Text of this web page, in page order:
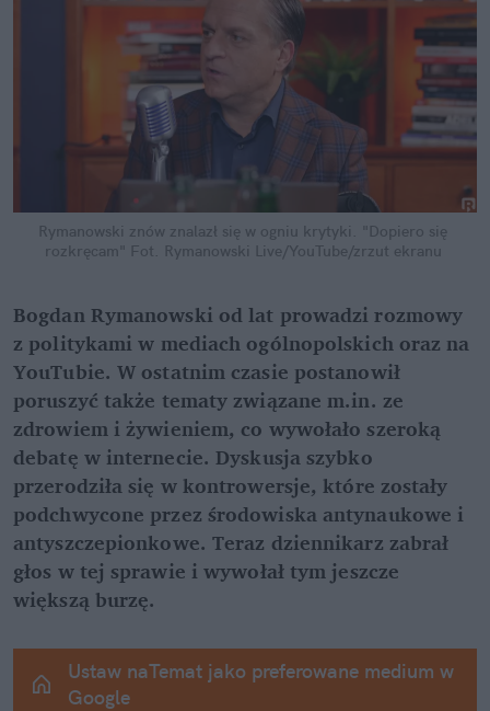
Rymanowski znów znalazł się w ogniu krytyki. "Dopiero się
rozkręcam"
Fot. Rymanowski Live/YouTube/zrzut ekranu
Bogdan Rymanowski od lat prowadzi rozmowy
z politykami w mediach ogólnopolskich oraz na
YouTubie. W ostatnim czasie postanowił
poruszyć także tematy związane m.in. ze
zdrowiem i żywieniem, co wywołało szeroką
debatę w internecie. Dyskusja szybko
przerodziła się w kontrowersje, które zostały
podchwycone przez środowiska antynaukowe i
antyszczepionkowe. Teraz dziennikarz zabrał
głos w tej sprawie i wywołał tym jeszcze
większą burzę.
Ustaw naTemat jako preferowane medium w
Google